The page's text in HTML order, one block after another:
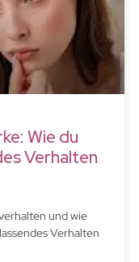
Wie du
Verhalten
und wie
Verhalten